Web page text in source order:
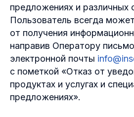
предложениях и различных
Пользователь всегда
от получения
направив Оператору
электронной почты
с пометкой «Отказ от
продуктах и услугах и
предложениях».